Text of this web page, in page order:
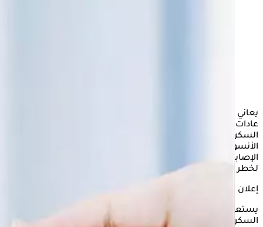
يعاني معظم الناس من مرض
عادات الأكل وأسلوب الحياة السيئ، وهو مرض يرتفع فيه مستوى
السكر في الدم، عندما لا يتمكن الجسم من إنتاج كمية كافية من
الأنسولين، ترتفع مستويات السكر في الدم، ويزيد أيضًا من خطر
الإصابة بأمراض القلب والكلى، ويظل مرضى السكري معرضين
لخطر الإصابة بتلف الأعصاب ومشاكل العين.
إعلان
يستعرض "الكونسلتو" في التقرير التالي، بعض أعراض مرض
السكري، والتي يمكن رؤيتها في الغالب في الليل، وفقًا